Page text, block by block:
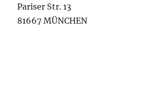
Pariser Str. 13
81667 MÜNCHEN